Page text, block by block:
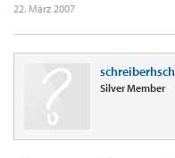
22. März 2007
schreiberhsch
Silver Member